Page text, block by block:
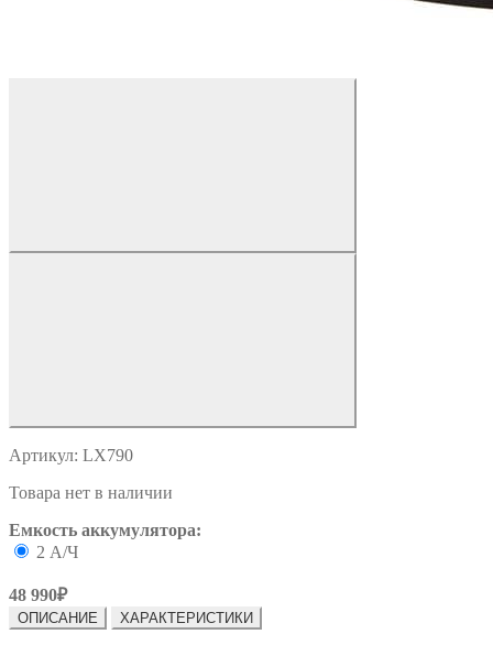
Артикул: LX790
Товара нет в наличии
Емкость аккумулятора:
2 А/Ч
48 990₽
ОПИСАНИЕ ХАРАКТЕРИСТИКИ